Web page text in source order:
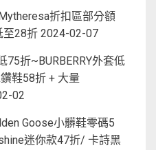
折扣區部分額
至28折 2024-02-07
75折~BURBERRY外套低
鞋58折 + 大量
02
Goose小髒鞋零碼5
迷你款47折/ 卡詩黑